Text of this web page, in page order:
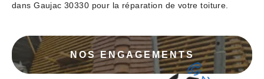
dans Gaujac 30330 pour la réparation de votre toiture.
NOS ENGAGEMENTS